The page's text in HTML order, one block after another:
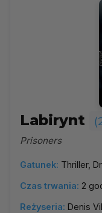
Labirynt
Prisoners
Gatunek: Thriller,
Czas trwania: 2
Reżyseria: Denis